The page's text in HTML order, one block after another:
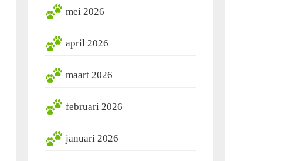
mei 2026
april 2026
maart 2026
februari 2026
januari 2026